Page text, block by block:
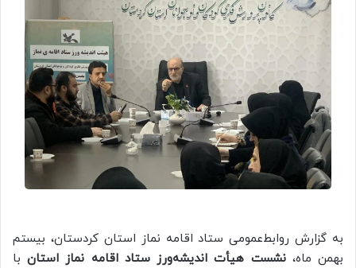
به گزارش روابط‌عمومی ستاد اقامه نماز استان کردستان، بیستم
بهمن ماه،نشست هیأت اندیشه‌ورز ستاد اقامه نماز استانبا